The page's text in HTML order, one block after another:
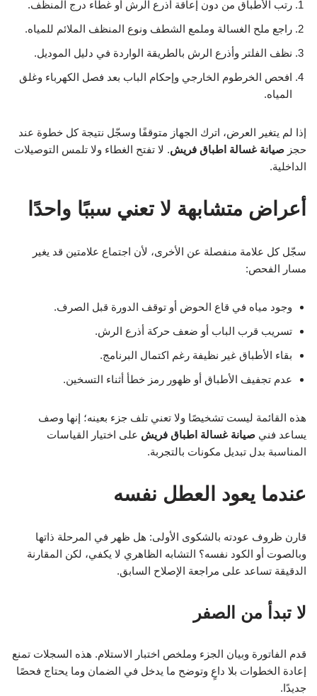
رتب الأطباق من دون إعاقة أذرع الرش أو غطاء درج المنظف.
راجع ملح الغسالة وملمع الشطف ونوع المنظف الملائم للمياه.
نظف الفلتر وأذرع الرش بالطريقة الواردة في دليل الموديل.
افحص الخرطوم الخارجي وإحكام الباب بعد فصل الكهرباء وغلق
المياه.
إذا لم يتغير العرض، اترك الجهاز متوقفًا وسجّل نتيجة كل خطوة عند
حجز صيانة غسالة اطباق فريش. لا تفتح الغطاء ولا تلمس التوصيلات
الداخلية.
أعراض متشابهة لا تعني سببًا واحدًا
سجّل كل علامة منفصلة عن الأخرى، لأن اجتماع علامتين قد يغير
مسار الفحص:
وجود مياه في قاع الحوض أو توقف الدورة قبل الصرف.
تسريب قرب الباب أو ضعف حركة أذرع الرش.
بقاء الأطباق غير نظيفة رغم اكتمال البرنامج.
عدم تجفيف الأطباق أو ظهور رمز خطأ أثناء التسخين.
هذه القائمة ليست تشخيصًا ولا تعني تلف جزء بعينه؛ إنها وصف
يساعد فني صيانة غسالة اطباق فريش على اختيار القياسات
المناسبة بدل تبديل مكونات بالتجربة.
عندما يعود العطل نفسه
قارن ظروف عودته بالشكوى الأولى: هل ظهر في المرحلة ذاتها
وبالصوت أو الكود نفسه؟ التشابه الظاهري لا يكفي، لكن المقارنة
الدقيقة تساعد على مراجعة الإصلاح السابق.
لا تبدأ من الصفر
قدم الفاتورة وبيان الجزء وملخص اختبار الاستلام. هذه السجلات تمنع
إعادة الخطوات بلا داعٍ وتوضح ما يدخل في الضمان وما يحتاج فحصًا
جديدًا.